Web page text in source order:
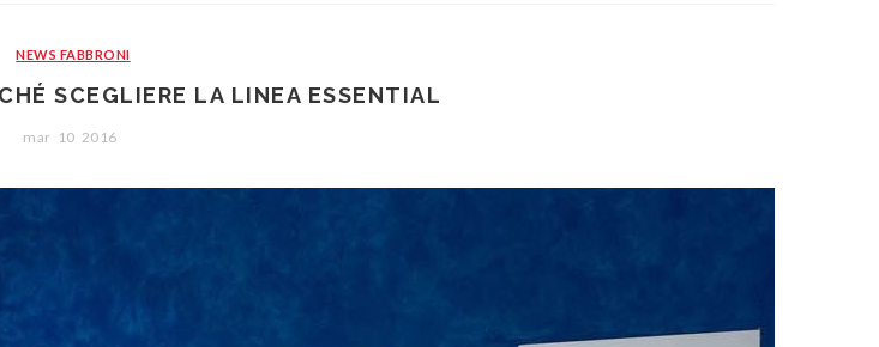
NEWS FABBRONI
SCEGLIERE LA LINEA ESSENTIAL
mar 10 2016